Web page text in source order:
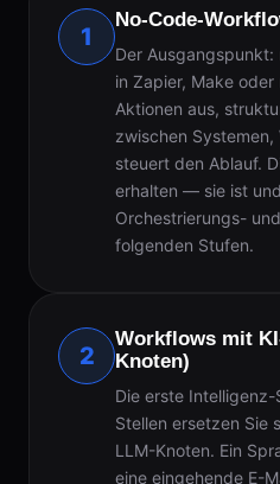
1
No-Code-
Der
in Zapier, Make
Aktionen aus,
zwischen
steuert den Ablauf.
erhalten — sie ist
Orchestrierungs-
folgenden Stufen.
2
Workflows mit
Knoten)
Die erste
Stellen ersetzen Sie
LLM-Knoten. Ein
eine eingehende E-